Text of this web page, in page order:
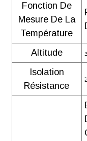
Fonction De
Mesure De La
Température
Altitude
Isolation
Résistance